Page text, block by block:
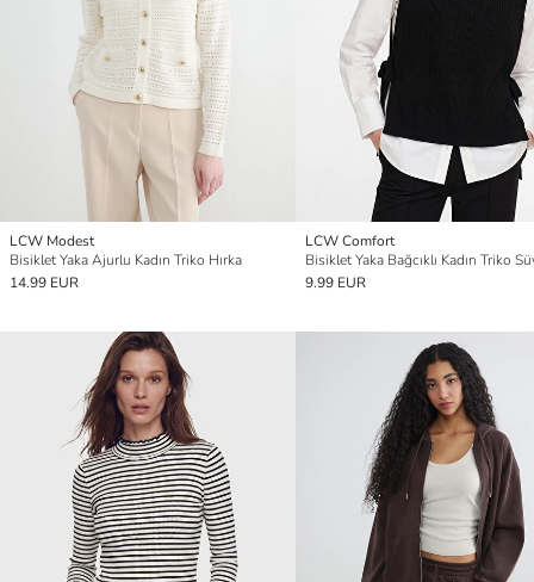
LCW Modest
Bisiklet Yaka Ajurlu Kadın Triko Hırka
14.99 EUR
LCW Comfort
Bisiklet Yaka Bağcıklı Kadın Triko
9.99 EUR